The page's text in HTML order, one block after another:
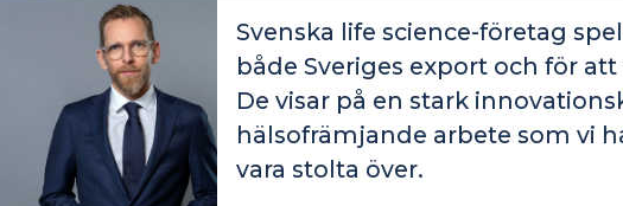
Svenska life science-företag
både Sveriges export och för
De visar på en stark
hälsofrämjande arbete som vi
vara stolta över.